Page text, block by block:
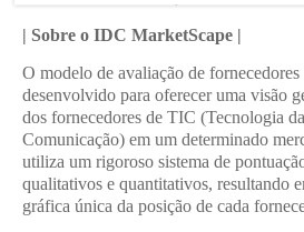
| Sobre o IDC MarketScape |
O modelo de avaliação de
desenvolvido para oferecer uma visão
dos fornecedores de TIC (Tecnologia
Comunicação) em um determinado
utiliza um rigoroso sistema de
qualitativos e quantitativos, resultando
gráfica única da posição de cada